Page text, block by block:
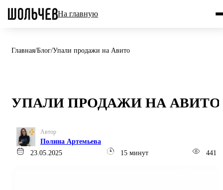
На главную
Главная/Блог/Упали продажи на Авито
УПАЛИ ПРОДАЖИ НА АВИТО
Автор
Полина Артемьева
23.05.2025
15 минут 441